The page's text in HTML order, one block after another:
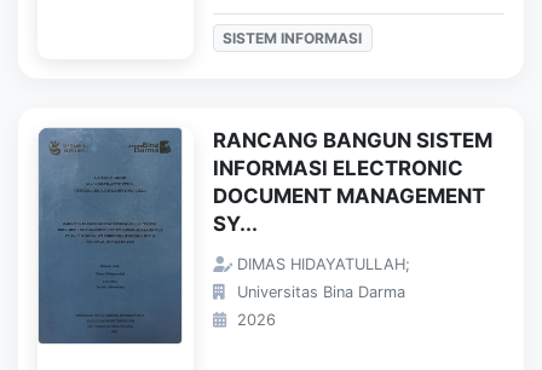
SISTEM INFORMASI
RANCANG BANGUN SISTEM
INFORMASI ELECTRONIC
DOCUMENT MANAGEMENT
SY...
DIMAS HIDAYATULLAH;
Universitas Bina Darma
2026